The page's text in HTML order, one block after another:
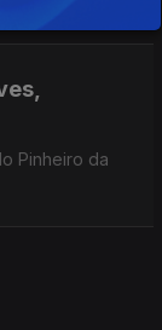
Pinheiro da